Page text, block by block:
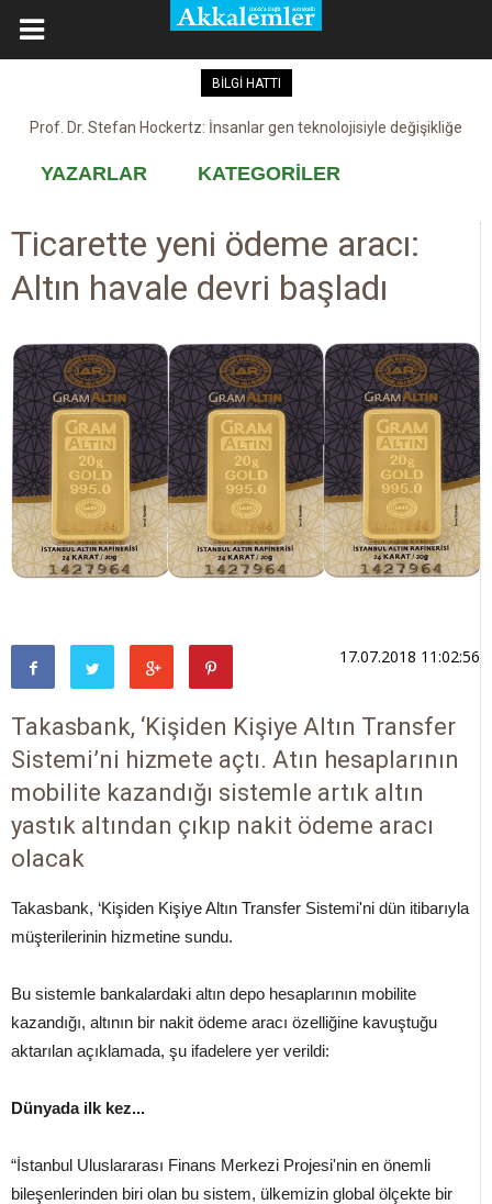
BİLGİ HATTI
Prof. Dr. Stefan Hockertz: İnsanlar gen teknolojisiyle değişikliğe
Kovid-19 aşısı, devşirme ve kobay!
YAZARLAR KATEGORİLER
Ticarette yeni ödeme aracı:
Altın havale devri başladı
17.07.2018 11:02:56
Takasbank, ‘Kişiden Kişiye Altın Transfer
Sistemi’ni hizmete açtı. Atın hesaplarının
mobilite kazandığı sistemle artık altın
yastık altından çıkıp nakit ödeme aracı
olacak
Takasbank, ‘Kişiden Kişiye Altın Transfer Sistemi'ni dün itibarıyla
müşterilerinin hizmetine sundu.
Bu sistemle bankalardaki altın depo hesaplarının mobilite
kazandığı, altının bir nakit ödeme aracı özelliğine kavuştuğu
aktarılan açıklamada, şu ifadelere yer verildi:
Dünyada ilk kez...
“İstanbul Uluslararası Finans Merkezi Projesi'nin en önemli
bileşenlerinden biri olan bu sistem, ülkemizin global ölçekte bir